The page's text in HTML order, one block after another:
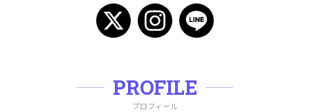
PROFILE
プロフィール